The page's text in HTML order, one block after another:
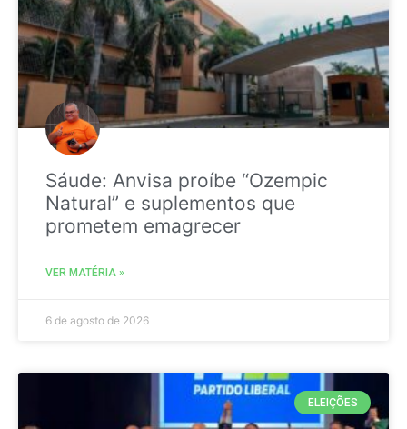
Sáude: Anvisa proíbe “Ozempic
Natural” e suplementos que
prometem emagrecer
VER MATÉRIA »
6 de agosto de 2026
ELEIÇÕES